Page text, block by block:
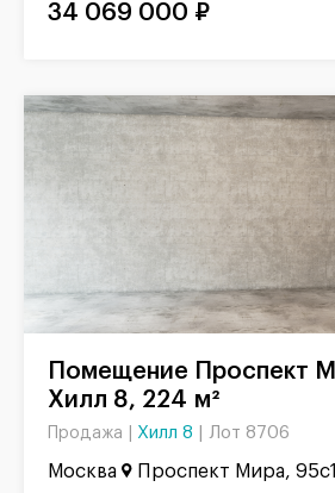
34 069 000 ₽
Хилл 8, 224 м²
Продажа | Хилл 8 Лот 8706
Москва Проспект Мира, 95с1